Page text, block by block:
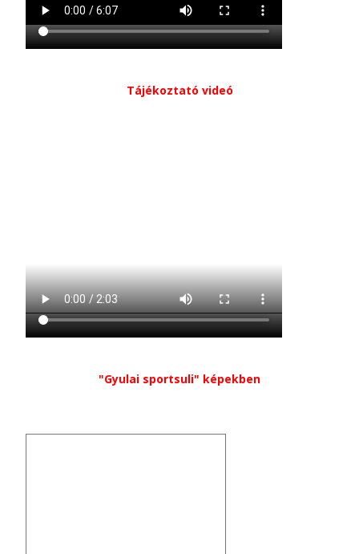
Tájékoztató videó
"Gyulai sportsuli" képekben